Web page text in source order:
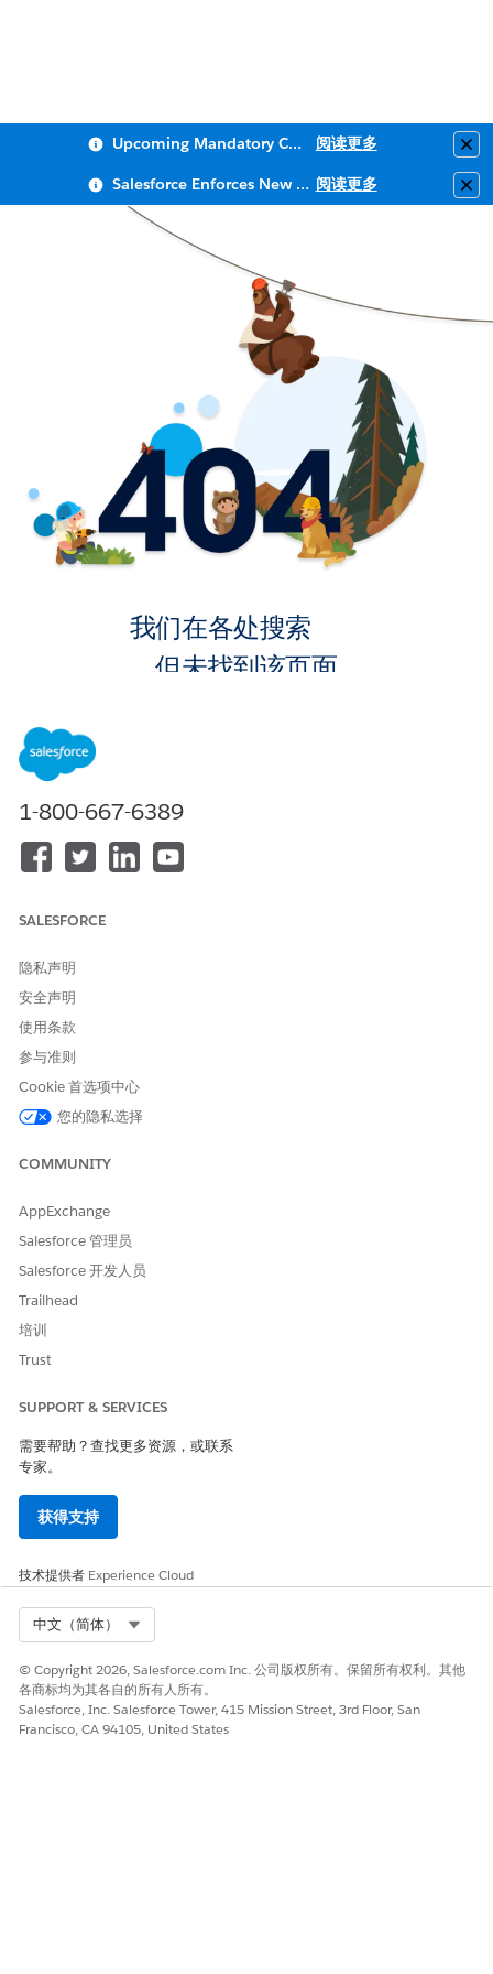
Upcoming Mandatory Changes to Public Key Infrastructure (PKI) 阅读更多
Salesforce Enforces New Security Requirements in Summer 2026 阅读更多
我们在各处搜索
，但未找到该页面。
1-800-667-6389
SALESFORCE
隐私声明
安全声明
使用条款
参与准则
Cookie 首选项中心
您的隐私选择
COMMUNITY
AppExchange
Salesforce 管理员
Salesforce 开发人员
Trailhead
培训
Trust
SUPPORT & SERVICES
需要帮助？查找更多资源，或联系
专家。
获得支持
技术提供者 Experience Cloud
中文（简体）
© Copyright 2026, Salesforce.com Inc. 公司版权所有。保留所有权利。其他
各商标均为其各自的所有人所有。
Salesforce, Inc. Salesforce Tower, 415 Mission Street, 3rd Floor, San
Francisco, CA 94105, United States